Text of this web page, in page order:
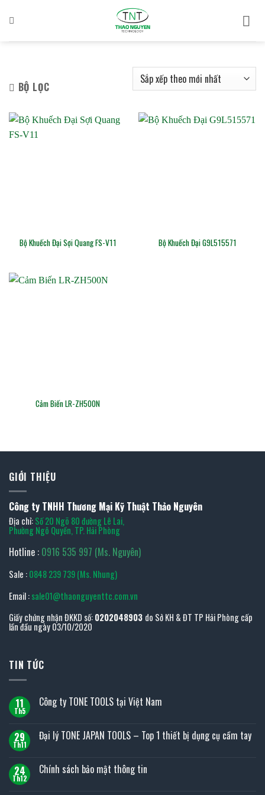
qua
BỘ LỌC
Bộ Khuếch Đại Sợi Quang FS-V11 Bộ Khuếch Đại G9L515571
Cảm Biến LR-ZH500N
GIỚI THIỆU
Công ty TNHH Thương Mại Kỹ Thuật Thảo Nguyên
Địa chỉ:Số 20 Ngõ 80 đường Lê Lai,
Phường Ngô Quyền, TP. Hải Phòng
Hotline : 0916 535 997 (Ms. Nguyên)
Sale :0848 239 739 (Ms. Nhung)
Email :sale01@thaonguyenttc.com.vn
Giấy chứng nhận ĐKKD số:0202048903 do Sở KH & ĐT TP Hải Phòng cấp
lần đầu ngày 03/10/2020
TIN TỨC
11
Th5
Công ty TONE TOOLS tại Việt Nam
bình
luận
TONE
TOOLS
29
Th11
Đại lý TONE JAPAN TOOLS – Top 1 thiết bị dụng cụ cầm tay
bình
luận
24
Th12
Chính sách bảo mật thông tin